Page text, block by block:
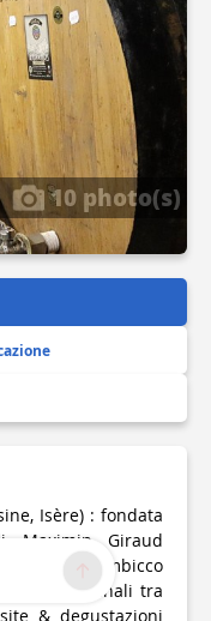
10 photo(s)
Isère) : fondata
Maximin Giraud
Alambicco
artigianali tra
& degustazioni